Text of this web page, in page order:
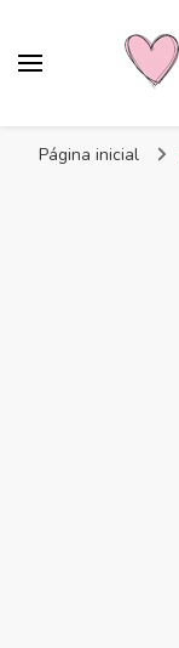
Página inicial